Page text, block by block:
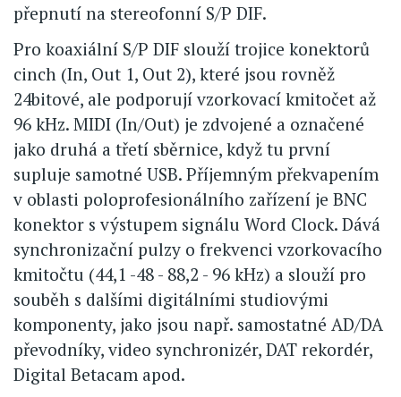
přepnutí na stereofonní S/P DIF.
Pro koaxiální S/P DIF slouží trojice konektorů
cinch (In, Out 1, Out 2), které jsou rovněž
24bitové, ale podporují vzorkovací kmitočet až
96 kHz. MIDI (In/Out) je zdvojené a označené
jako druhá a třetí sběrnice, když tu první
supluje samotné USB. Příjemným překvapením
v oblasti poloprofesionálního zařízení je BNC
konektor s výstupem signálu Word Clock. Dává
synchronizační pulzy o frekvenci vzorkovacího
kmitočtu (44,1 -48 - 88,2 - 96 kHz) a slouží pro
souběh s dalšími digitálními studiovými
komponenty, jako jsou např. samostatné AD/DA
převodníky, video synchronizér, DAT rekordér,
Digital Betacam apod.